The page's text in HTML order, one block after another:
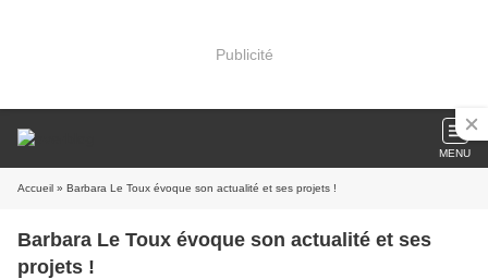
Publicité
MENU
Accueil » Barbara Le Toux évoque son actualité et ses projets !
Barbara Le Toux évoque son actualité et ses
projets !